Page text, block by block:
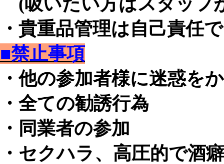
・貴重品管理は自己責任
■禁止事項
・他の参加者様に迷惑を
・全ての勧誘行為
・同業者の参加
・セクハラ、高圧的で酒